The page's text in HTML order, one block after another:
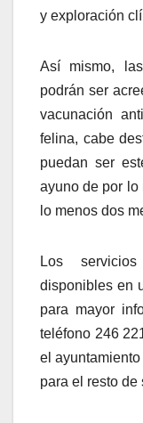
y exploración
Así mismo,
podrán ser
vacunación
felina, cabe
puedan ser
ayuno de por lo
lo menos dos
Los
disponibles en
para mayor
teléfono 246
el
para el resto de